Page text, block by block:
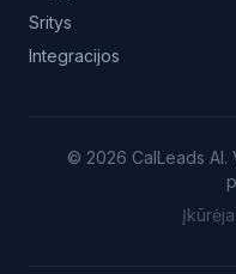
Sritys
Integracijos
© 2026 CalLeads AI.